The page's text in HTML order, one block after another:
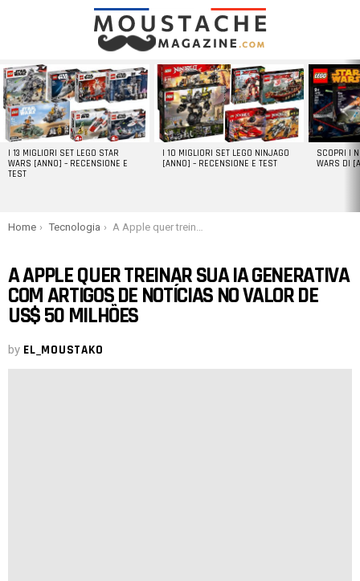
LATEST
STORIES
I 13 MIGLIORI SET LEGO STAR
WARS [ANNO] – RECENSIONE E
TEST
I 10 MIGLIORI SET LEGO NINJAGO
[ANNO] – RECENSIONE E TEST
SCOPRI I
WARS DI
You are here:
Home Tecnologia A Apple quer treinar sua IA generativa com artigos de notícias no valor de US$ 50 milhões
A APPLE QUER TREINAR SUA IA GENERATIVA
COM ARTIGOS DE NOTÍCIAS NO VALOR DE
US$ 50 MILHÕES
by EL_MOUSTAKO